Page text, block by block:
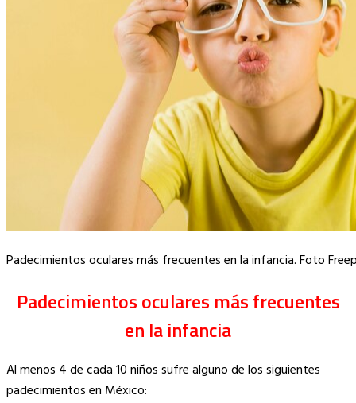
Padecimientos oculares más frecuentes en la infancia. Foto
Padecimientos oculares más frecuentes
en la infancia
Al menos 4 de cada 10 niños sufre alguno de los siguientes
padecimientos en México: